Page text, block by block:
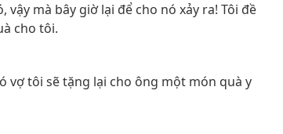
mà bây giờ lại để cho nó xảy ra! Tôi đề
cho tôi.
vợ tôi sẽ tặng lại cho ông một món quà y